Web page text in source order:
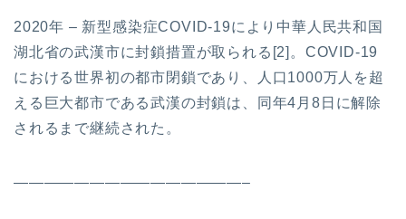
2020年 – 新型感染症COVID-19により中華人民共和国
湖北省の武漢市に封鎖措置が取られる[2]。COVID-19
における世界初の都市閉鎖であり、人口1000万人を超
える巨大都市である武漢の封鎖は、同年4月8日に解除
されるまで継続された。
———————————————–